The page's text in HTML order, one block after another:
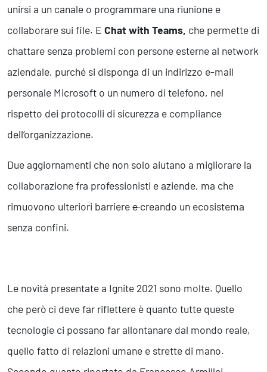
unirsi a un canale o programmare una riunione e
collaborare sui file. E Chat with Teams, che permette di
chattare senza problemi con persone esterne al network
aziendale, purché si disponga di un indirizzo e-mail
personale Microsoft o un numero di telefono, nel
rispetto dei protocolli di sicurezza e compliance
dell’organizzazione.
Due aggiornamenti che non solo aiutano a migliorare la
collaborazione fra professionisti e aziende, ma che
rimuovono ulteriori barriereecreando un ecosistema
senza confini.
Le novità presentate a Ignite 2021 sono molte. Quello
che però ci deve far riflettere è quanto tutte queste
tecnologie ci possano far allontanare dal mondo reale,
quello fatto di relazioni umane e strette di mano.